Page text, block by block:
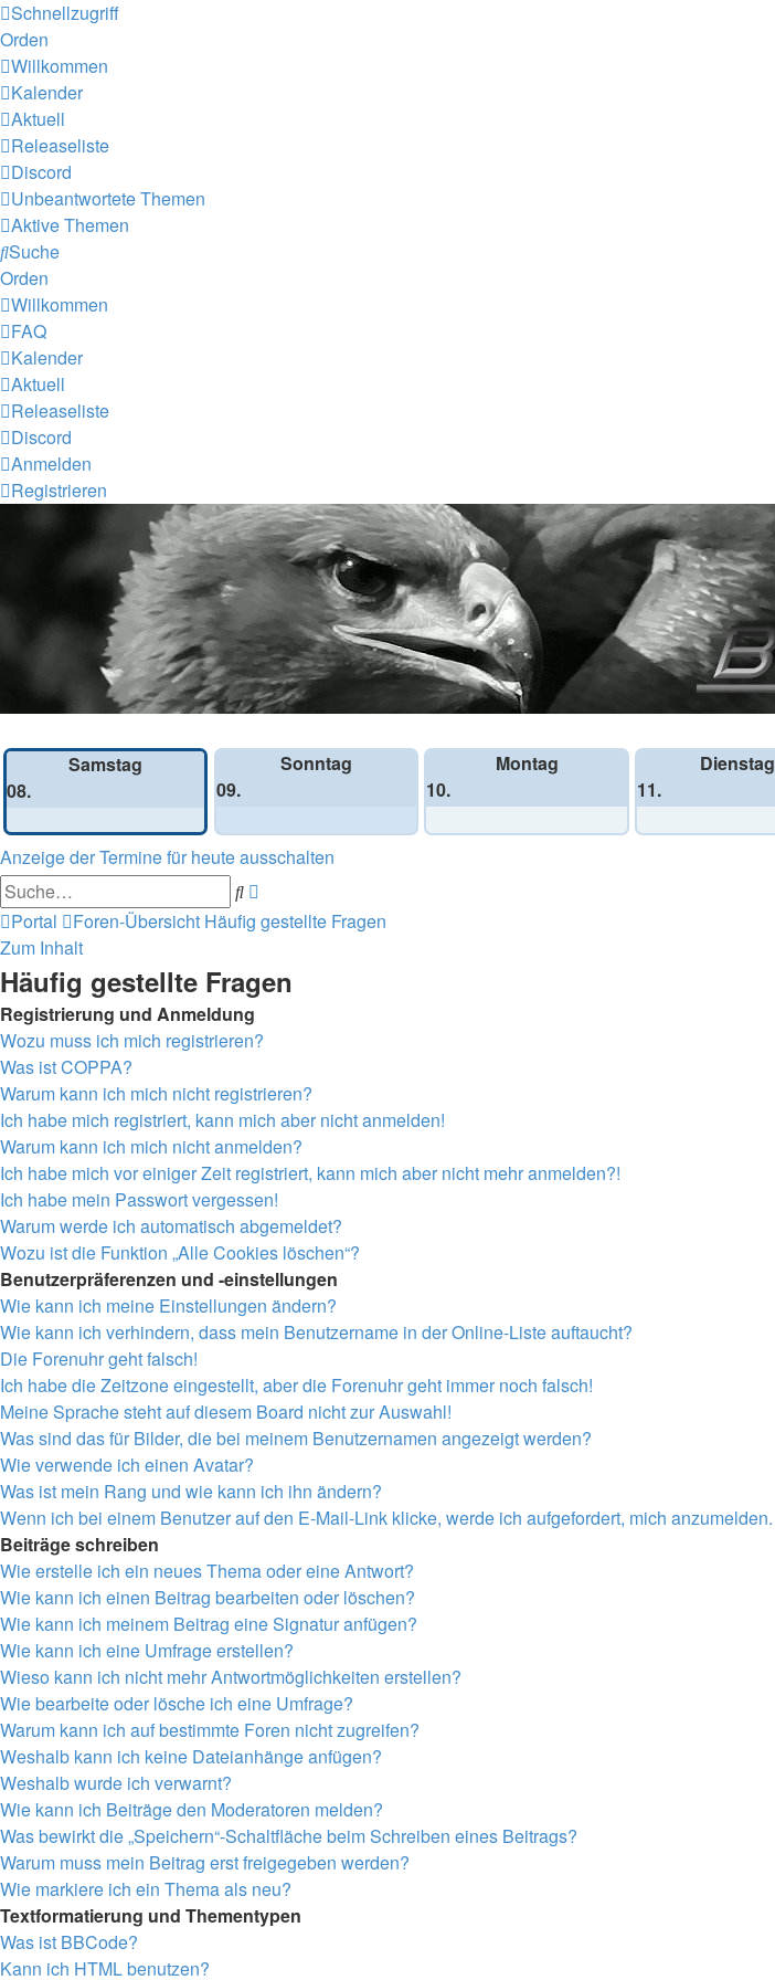
Schnellzugriff
Orden
Willkommen
Kalender
Aktuell
Releaseliste
Discord
Unbeantwortete Themen
Aktive Themen
Suche
Orden
Willkommen
FAQ
Kalender
Aktuell
Releaseliste
Discord
Anmelden
Registrieren
Samstag
08.
Sonntag
09.
Montag
10.
Dienstag
11.
Anzeige der Termine für heute ausschalten
Suche
Suche
Portal Foren-Übersicht Häufig gestellte Fragen
Zum Inhalt
Häufig gestellte Fragen
Registrierung und Anmeldung
Wozu muss ich mich registrieren?
Was ist COPPA?
Warum kann ich mich nicht registrieren?
Ich habe mich registriert, kann mich aber nicht anmelden!
Warum kann ich mich nicht anmelden?
Ich habe mich vor einiger Zeit registriert, kann mich aber nicht mehr anmelden?!
Ich habe mein Passwort vergessen!
Warum werde ich automatisch abgemeldet?
Wozu ist die Funktion „Alle Cookies löschen“?
Benutzerpräferenzen und -einstellungen
Wie kann ich meine Einstellungen ändern?
Wie kann ich verhindern, dass mein Benutzername in der Online-Liste auftaucht?
Die Forenuhr geht falsch!
Ich habe die Zeitzone eingestellt, aber die Forenuhr geht immer noch falsch!
Meine Sprache steht auf diesem Board nicht zur Auswahl!
Was sind das für Bilder, die bei meinem Benutzernamen angezeigt werden?
Wie verwende ich einen Avatar?
Was ist mein Rang und wie kann ich ihn ändern?
Wenn ich bei einem Benutzer auf den E-Mail-Link klicke, werde ich aufgefordert, mich anzumelden.
Beiträge schreiben
Wie erstelle ich ein neues Thema oder eine Antwort?
Wie kann ich einen Beitrag bearbeiten oder löschen?
Wie kann ich meinem Beitrag eine Signatur anfügen?
Wie kann ich eine Umfrage erstellen?
Wieso kann ich nicht mehr Antwortmöglichkeiten erstellen?
Wie bearbeite oder lösche ich eine Umfrage?
Warum kann ich auf bestimmte Foren nicht zugreifen?
Weshalb kann ich keine Dateianhänge anfügen?
Weshalb wurde ich verwarnt?
Wie kann ich Beiträge den Moderatoren melden?
Was bewirkt die „Speichern“-Schaltfläche beim Schreiben eines Beitrags?
Warum muss mein Beitrag erst freigegeben werden?
Wie markiere ich ein Thema als neu?
Textformatierung und Thementypen
Was ist BBCode?
Kann ich HTML benutzen?